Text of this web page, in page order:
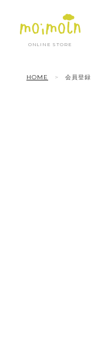
ONLINE STORE
HOME 会員登録